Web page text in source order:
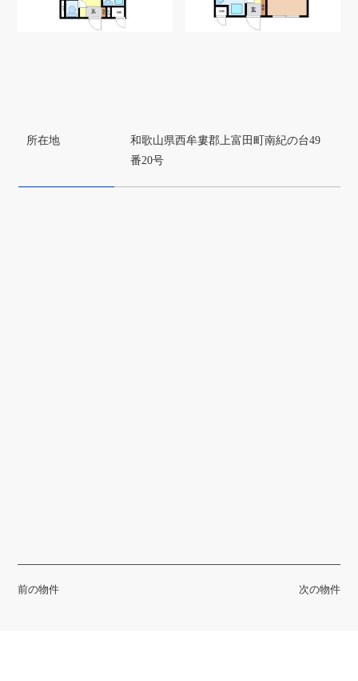
所在地
和歌山県西牟婁郡上富田町南紀の台49
番20号
前の物件 次の物件